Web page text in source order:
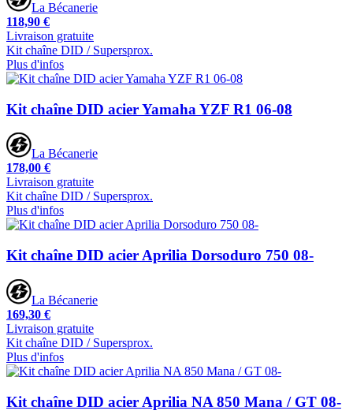
La Bécanerie
118,90 €
Livraison gratuite
Kit chaîne DID / Supersprox.
Plus d'infos
Kit chaîne DID acier Yamaha YZF R1 06-08
La Bécanerie
178,00 €
Livraison gratuite
Kit chaîne DID / Supersprox.
Plus d'infos
Kit chaîne DID acier Aprilia Dorsoduro 750 08-
La Bécanerie
169,30 €
Livraison gratuite
Kit chaîne DID / Supersprox.
Plus d'infos
Kit chaîne DID acier Aprilia NA 850 Mana / GT 08-